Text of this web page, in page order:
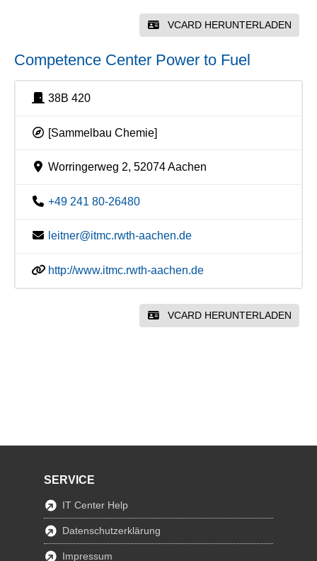
VCARD HERUNTERLADEN
Competence Center Power to Fuel
38B 420
[Sammelbau Chemie]
Worringerweg 2, 52074 Aachen
+49 241 80-26480
leitner@itmc.rwth-aachen.de
http://www.itmc.rwth-aachen.de
VCARD HERUNTERLADEN
SERVICE
IT Center Help
Datenschutzerklärung
Impressum